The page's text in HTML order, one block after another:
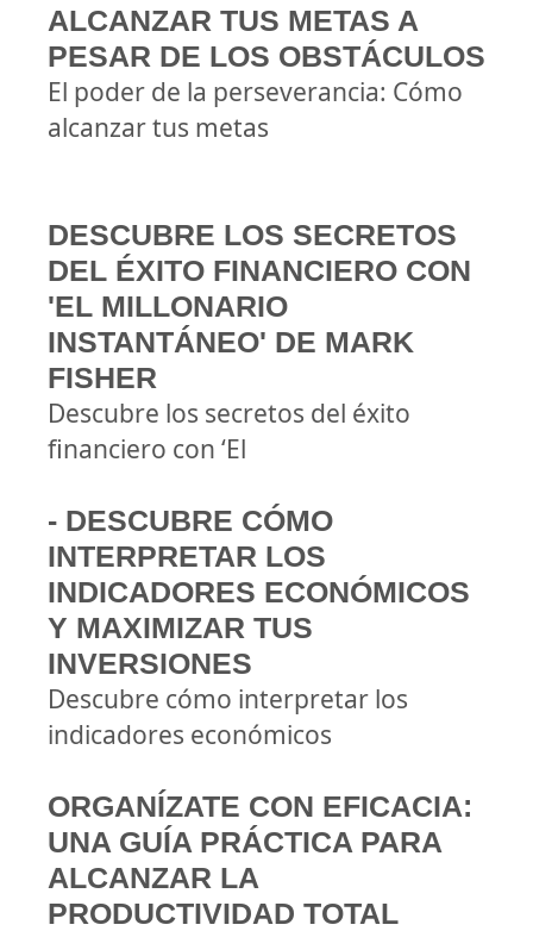
ALCANZAR TUS METAS A
PESAR DE LOS OBSTÁCULOS
El poder de la perseverancia: Cómo
alcanzar tus metas
DESCUBRE LOS SECRETOS
DEL ÉXITO FINANCIERO CON
'EL MILLONARIO
INSTANTÁNEO' DE MARK
FISHER
Descubre los secretos del éxito
financiero con ‘El
- DESCUBRE CÓMO
INTERPRETAR LOS
INDICADORES ECONÓMICOS
Y MAXIMIZAR TUS
INVERSIONES
Descubre cómo interpretar los
indicadores económicos
ORGANÍZATE CON EFICACIA:
UNA GUÍA PRÁCTICA PARA
ALCANZAR LA
PRODUCTIVIDAD TOTAL